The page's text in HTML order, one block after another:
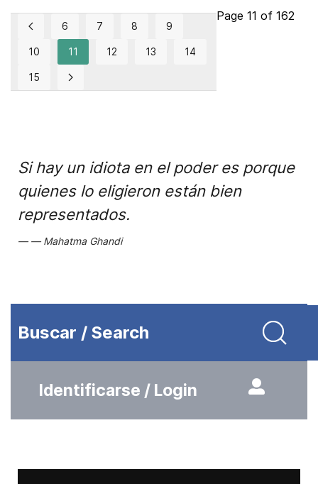
Page 11 of 162
6 7 8 9
10 11 12 13 14
15
Si hay un idiota en el poder es porque
quienes lo eligieron están bien
representados.
Mahatma Ghandi
Buscar / Search
Identificarse / Login